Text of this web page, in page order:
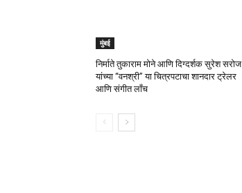
मुंबई
निर्माते तुकाराम मोने आणि दिग्दर्शक सुरेश सरोज
यांच्या “वनश्री” या चित्रपटाचा शानदार ट्रेलर
आणि संगीत लाँच